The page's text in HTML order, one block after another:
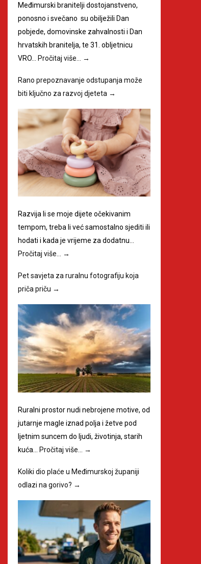
Međimurski branitelji dostojanstveno,
ponosno i svečano su obilježili Dan
pobjede, domovinske zahvalnosti i Dan
hrvatskih branitelja, te 31. obljetnicu
VRO… Pročitaj više… →
Rano prepoznavanje odstupanja može
biti ključno za razvoj djeteta →
Razvija li se moje dijete očekivanim
tempom, treba li već samostalno sjediti ili
hodati i kada je vrijeme za dodatnu…
Pročitaj više… →
Pet savjeta za ruralnu fotografiju koja
priča priču →
Ruralni prostor nudi nebrojene motive, od
jutarnje magle iznad polja i žetve pod
ljetnim suncem do ljudi, životinja, starih
kuća…
Pročitaj više… →
Koliki dio plaće u Međimurskoj županiji
odlazi na gorivo? →